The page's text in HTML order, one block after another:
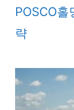
POSCO
략